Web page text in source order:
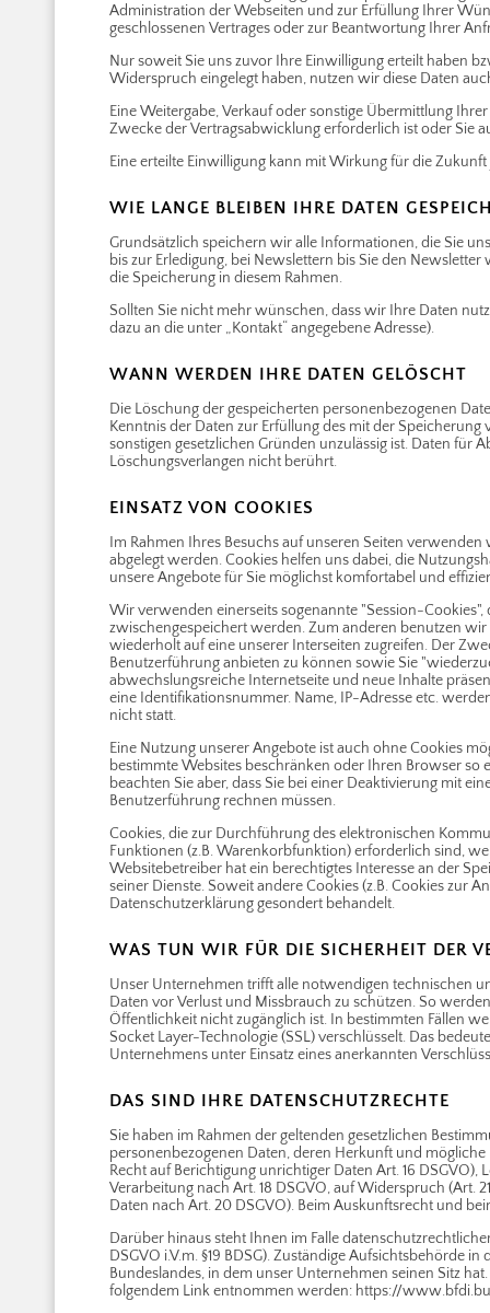
Administration der Webseiten und zur Erfüllung Ihrer
geschlossenen Vertrages oder zur Beantwortung Ihrer
Nur soweit Sie uns zuvor Ihre Einwilligung erteilt haben
Widerspruch eingelegt haben, nutzen wir diese Daten
Eine Weitergabe, Verkauf oder sonstige Übermittlung
Zwecke der Vertragsabwicklung erforderlich ist oder Sie
Eine erteilte Einwilligung kann mit Wirkung für die
WIE LANGE BLEIBEN IHRE DATEN
Grundsätzlich speichern wir alle Informationen, die Sie
bis zur Erledigung, bei Newslettern bis Sie den
die Speicherung in diesem Rahmen.
Sollten Sie nicht mehr wünschen, dass wir Ihre Daten
dazu an die unter „Kontakt“ angegebene Adresse).
WANN WERDEN IHRE DATEN GELÖSCHT
Die Löschung der gespeicherten personenbezogenen
Kenntnis der Daten zur Erfüllung des mit der
sonstigen gesetzlichen Gründen unzulässig ist. Daten
Löschungsverlangen nicht berührt.
EINSATZ VON COOKIES
Im Rahmen Ihres Besuchs auf unseren Seiten
abgelegt werden. Cookies helfen uns dabei, die
unsere Angebote für Sie möglichst komfortabel und
Wir verwenden einerseits sogenannte "Session-
zwischengespeichert werden. Zum anderen benutzen
wiederholt auf eine unserer Interseiten zugreifen. Der
Benutzerführung anbieten zu können sowie Sie
abwechslungsreiche Internetseite und neue Inhalte
eine Identifikationsnummer. Name, IP-Adresse etc.
nicht statt.
Eine Nutzung unserer Angebote ist auch ohne Cookies
bestimmte Websites beschränken oder Ihren Browser so
beachten Sie aber, dass Sie bei einer Deaktivierung mit
Benutzerführung rechnen müssen.
Cookies, die zur Durchführung des elektronischen
Funktionen (z.B. Warenkorbfunktion) erforderlich sind,
Websitebetreiber hat ein berechtigtes Interesse an der
seiner Dienste. Soweit andere Cookies (z.B. Cookies zur
Datenschutzerklärung gesondert behandelt.
WAS TUN WIR FÜR DIE SICHERHEIT DER
Unser Unternehmen trifft alle notwendigen technischen
Daten vor Verlust und Missbrauch zu schützen. So
Öffentlichkeit nicht zugänglich ist. In bestimmten Fällen
Socket Layer-Technologie (SSL) verschlüsselt. Das
Unternehmens unter Einsatz eines anerkannten
DAS SIND IHRE DATENSCHUTZRECHTE
Sie haben im Rahmen der geltenden gesetzlichen
personenbezogenen Daten, deren Herkunft und
Recht auf Berichtigung unrichtiger Daten Art. 16 DSGVO),
Verarbeitung nach Art. 18 DSGVO, auf Widerspruch (Art.
Daten nach Art. 20 DSGVO). Beim Auskunftsrecht und
Darüber hinaus steht Ihnen im Falle
DSGVO i.V.m. §19 BDSG). Zuständige Aufsichtsbehörde
Bundeslandes, in dem unser Unternehmen seinen Sitz
folgendem Link entnommen werden: https://